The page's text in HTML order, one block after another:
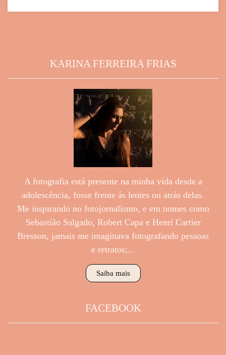
KARINA FERREIRA FRIAS
A fotografia está presente na minha vida desde a
adolescência, fosse frente ás lentes ou atrás delas.
Me inspirando no fotojornalismo, e em nomes como
Sebastião Salgado, Robert Capa e Henri Cartier
Bresson, jamais me imaginava fotografando pessoas
e retratos;...
Saiba mais
FACEBOOK